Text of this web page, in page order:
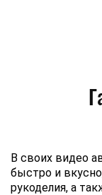
В своих видео
быстро и
рукоделия, а